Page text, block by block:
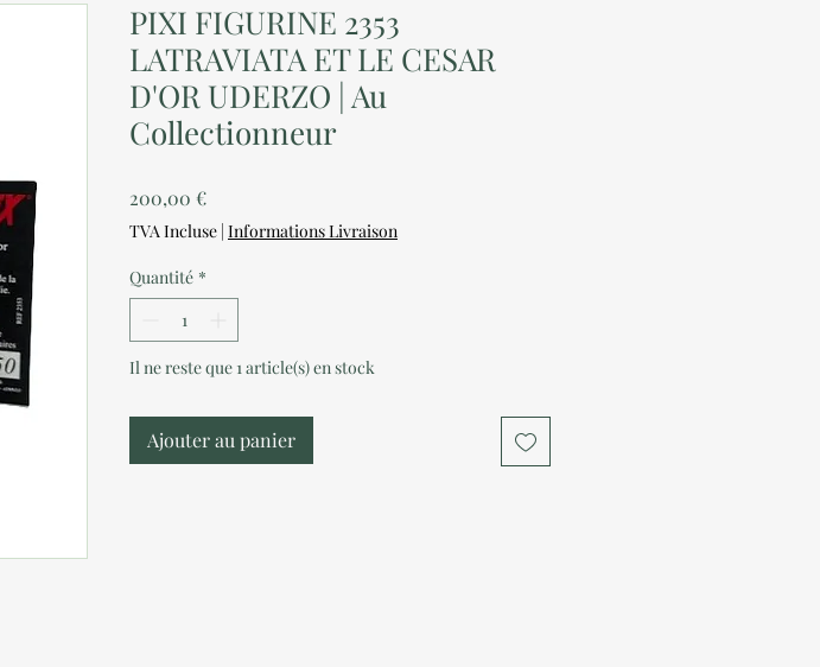
PIXI FIGURINE 2353
LATRAVIATA ET LE CESAR
D'OR UDERZO | Au
Collectionneur
200,00 €Prix
TVA Incluse | Informations Livraison
Quantité *
Il ne reste que 1 article(s) en stock
Ajouter au panier